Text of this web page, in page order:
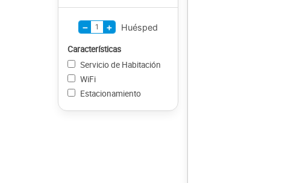
− 1 + Huésped
Características
Servicio de Habitación
WiFi
Estacionamiento